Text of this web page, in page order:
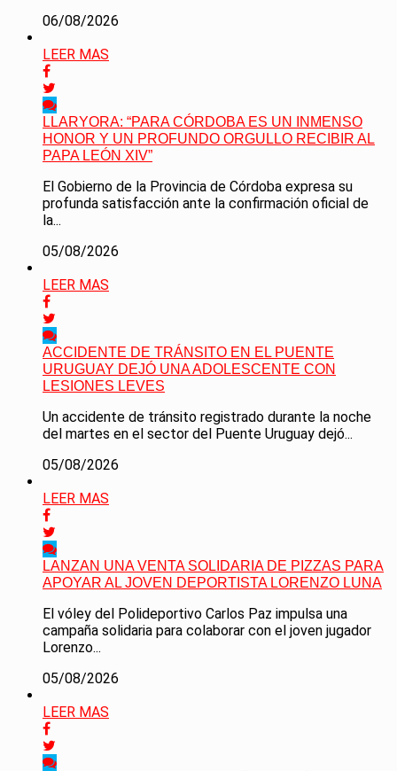
06/08/2026
LEER MAS
LLARYORA: “PARA CÓRDOBA ES UN INMENSO
HONOR Y UN PROFUNDO ORGULLO RECIBIR AL
PAPA LEÓN XIV”
El Gobierno de la Provincia de Córdoba expresa su
profunda satisfacción ante la confirmación oficial de
la...
05/08/2026
LEER MAS
ACCIDENTE DE TRÁNSITO EN EL PUENTE
URUGUAY DEJÓ UNA ADOLESCENTE CON
LESIONES LEVES
Un accidente de tránsito registrado durante la noche
del martes en el sector del Puente Uruguay dejó...
05/08/2026
LEER MAS
LANZAN UNA VENTA SOLIDARIA DE PIZZAS PARA
APOYAR AL JOVEN DEPORTISTA LORENZO LUNA
El vóley del Polideportivo Carlos Paz impulsa una
campaña solidaria para colaborar con el joven jugador
Lorenzo...
05/08/2026
LEER MAS